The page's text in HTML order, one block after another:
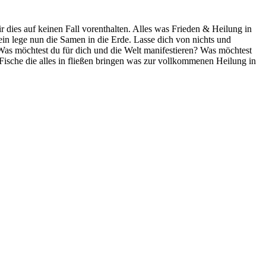
dies auf keinen Fall vorenthalten. Alles was Frieden & Heilung in
lege nun die Samen in die Erde. Lasse dich von nichts und
möchtest du für dich und die Welt manifestieren? Was möchtest
die alles in fließen bringen was zur vollkommenen Heilung in